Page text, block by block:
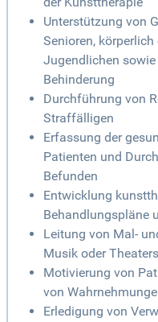
Unterstützung von
Senioren,
Jugendlichen
Behinderung
Durchführung von
Straffälligen
Erfassung der
Patienten und
Befunden
Entwicklung
Behandlungspläne
Leitung von Mal-
Musik oder
Motivierung von
von
Erledigung von